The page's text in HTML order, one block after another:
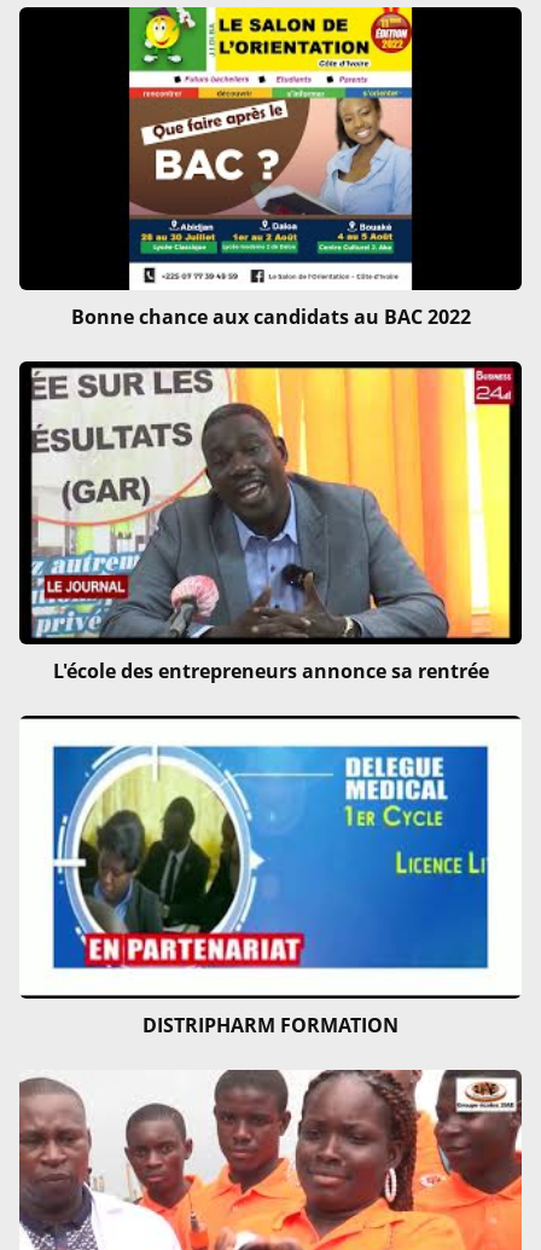
Bonne chance aux candidats au BAC 2022
L'école des entrepreneurs annonce sa rentrée
DISTRIPHARM FORMATION